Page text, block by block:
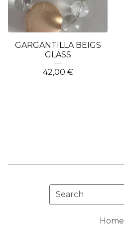
GARGANTILLA BEIGS
GLASS
42,00 €
Search
Home